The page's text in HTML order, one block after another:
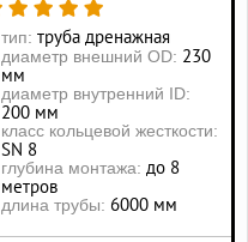
тип: труба дренажная
диаметр внешний OD: 230
мм
диаметр внутренний ID:
200 мм
класс кольцевой жесткости:
SN 8
глубина монтажа: до 8
метров
длина трубы: 6000 мм